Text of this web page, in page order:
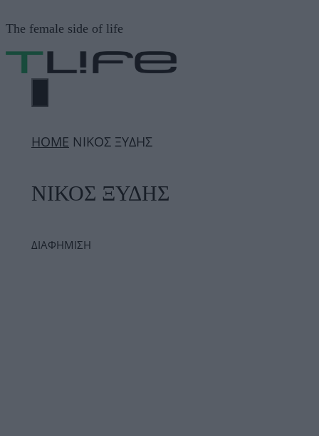
σε
περιεχόμενο
The female side of life
ΜΕΝΟΎ
ΗΟΜΕ ΝΙΚΟΣ ΞΥΔΗΣ
ΝΙΚΟΣ ΞΥΔΗΣ
ΔΙΑΦΗΜΙΣΗ